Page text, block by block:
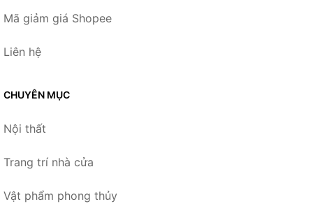
Mã giảm giá Shopee
Liên hệ
CHUYÊN MỤC
Nội thất
Trang trí nhà cửa
Vật phẩm phong thủy